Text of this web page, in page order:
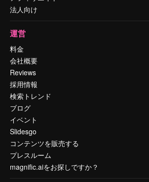
法人向け
運営
料金
会社概要
Reviews
採用情報
検索トレンド
ブログ
イベント
Slidesgo
コンテンツを販売する
プレスルーム
magnific.aiをお探しですか？